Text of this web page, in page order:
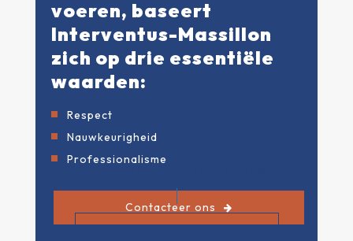
voeren, baseert
Interventus-Massillon
zich op drie essentiële
waarden:
Respect
Nauwkeurigheid
Professionalisme
Contacteer ons
Doe een beroep op ons :
Particulieren